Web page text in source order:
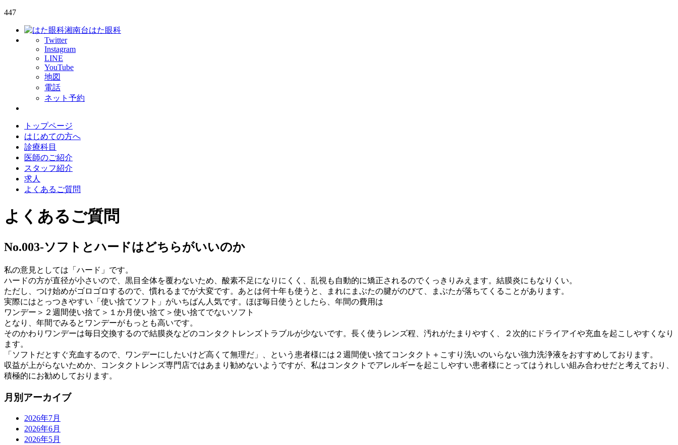
447
湘南台はた眼科
Twitter
Instagram
LINE
YouTube
地図
電話
ネット予約
トップページ
はじめての方へ
診療科目
医師のご紹介
スタッフ紹介
求人
よくあるご質問
よくあるご質問
No.003-ソフトとハードはどちらがいいのか
私の意見としては「ハード」です。
ハードの方が直径が小さいので、黒目全体を覆わないため、酸素不足になりにくく、乱視も自動的に矯正されるのでくっきりみえます。結膜炎にもなりくい。
ただし、つけ始めがゴロゴロするので、慣れるまでが大変です。あとは何十年も使うと、まれにまぶたの腱がのびて、まぶたが落ちてくることがあります。
実際にはとっつきやすい「使い捨てソフト」がいちばん人気です。ほぼ毎日使うとしたら、年間の費用は
ワンデー＞２週間使い捨て＞１か月使い捨て＞使い捨てでないソフト
となり、年間でみるとワンデーがもっとも高いです。
そのかわりワンデーは毎日交換するので結膜炎などのコンタクトレンズトラブルが少ないです。長く使うレンズ程、汚れがたまりやすく、２次的にドライアイや充血を起こしやすくなり
ます。
「ソフトだとすぐ充血するので、ワンデーにしたいけど高くて無理だ」、という患者様には２週間使い捨てコンタクト＋こすり洗いのいらない強力洗浄液をおすすめしております。
収益が上がらないためか、コンタクトレンズ専門店ではあまり勧めないようですが、私はコンタクトでアレルギーを起こしやすい患者様にとってはうれしい組み合わせだと考えており、
積極的にお勧めしております。
月別アーカイブ
2026年7月
2026年6月
2026年5月